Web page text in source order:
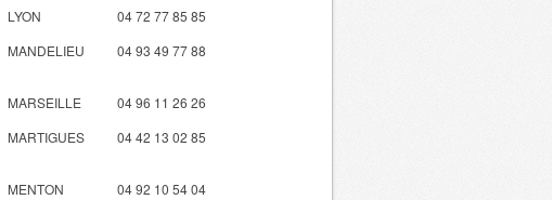
LYON
04 72 77 85 85
MANDELIEU 04 93 49 77 88
MARSEILLE
04 96 11 26 26
MARTIGUES 04 42 13 02 85
MENTON
04 92 10 54 04